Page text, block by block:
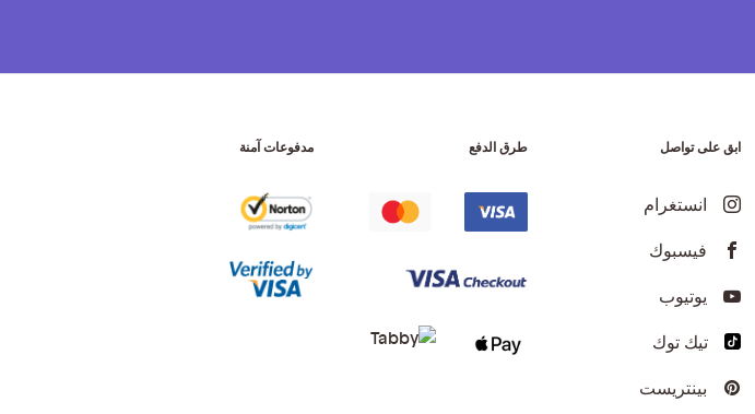
ابق على تواصل
انستغرام
فيسبوك
يوتيوب
تيك توك
بينتريست
طرق الدفع مدفوعات آمنة